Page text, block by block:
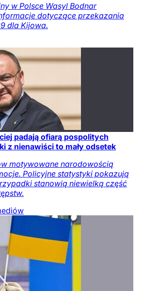
w Polsce Wasyl Bodnar
dotyczące przekazania
dla Kijowa.
padają ofiarą pospolitych
z nienawiści to mały odsetek
motywowane narodowością
Policyjne statystyki pokazują
stanowią niewielką część